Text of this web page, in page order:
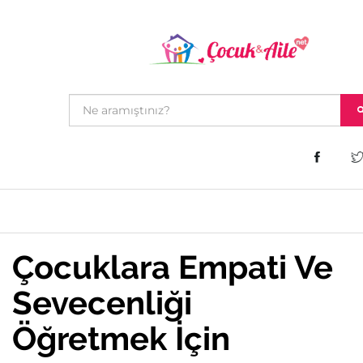
Çocuklara Empati Ve
Sevecenliği
Öğretmek İçin